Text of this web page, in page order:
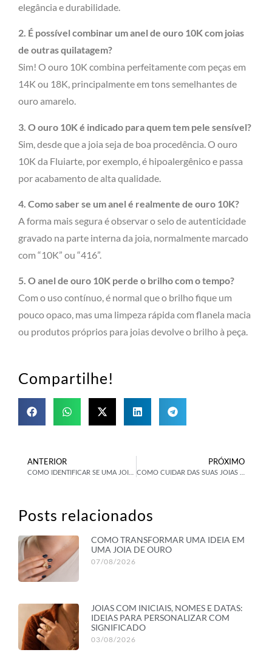
elegância e durabilidade.
2. É possível combinar um anel de ouro 10K com joias
de outras quilatagem?
Sim! O ouro 10K combina perfeitamente com peças em
14K ou 18K, principalmente em tons semelhantes de
ouro amarelo.
3. O ouro 10K é indicado para quem tem pele sensível?
Sim, desde que a joia seja de boa procedência. O ouro
10K da Fluiarte, por exemplo, é hipoalergênico e passa
por acabamento de alta qualidade.
4. Como saber se um anel é realmente de ouro 10K?
A forma mais segura é observar o selo de autenticidade
gravado na parte interna da joia, normalmente marcado
com “10K” ou “416”.
5. O anel de ouro 10K perde o brilho com o tempo?
Com o uso contínuo, é normal que o brilho fique um
pouco opaco, mas uma limpeza rápida com flanela macia
ou produtos próprios para joias devolve o brilho à peça.
Compartilhe!
ANTERIOR PRÓXIMO
Posts relacionados
COMO TRANSFORMAR UMA IDEIA EM
UMA JOIA DE OURO
07/08/2026
JOIAS COM INICIAIS, NOMES E DATAS:
IDEIAS PARA PERSONALIZAR COM
SIGNIFICADO
03/08/2026